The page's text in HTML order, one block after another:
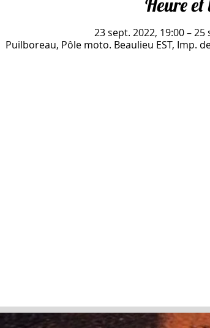
Heure et
23 sept. 2022, 19:00 – 25
Puilboreau, Pôle moto. Beaulieu EST, Imp.